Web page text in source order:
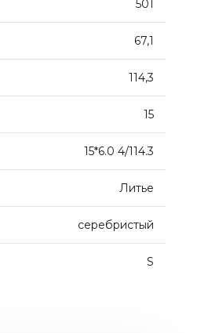
501
67,1
114,3
15
15*6.0 4/114.3
Литье
серебристый
S